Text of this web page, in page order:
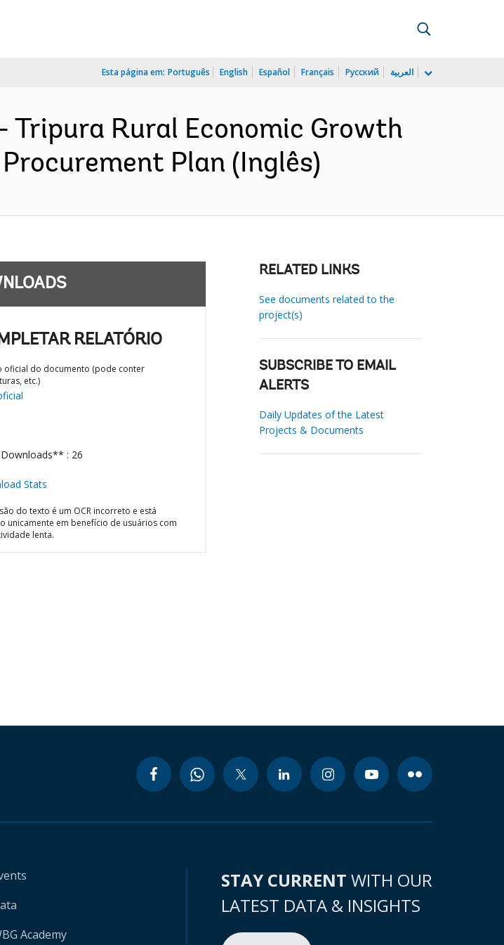
Esta página em: Português English Español Français Русский العربية
Tripura Rural Economic Growth
Plan (Inglês)
RELATÓRIO
oficial do documento (pode conter
etc.)
: 26
Stats
do texto é um OCR incorreto e está
unicamente em benefício de usuários com
lenta.
RELATED LINKS
See documents related to the
project(s)
SUBSCRIBE TO EMAIL
ALERTS
Daily Updates of the Latest
Projects & Documents
Academy
STAY CURRENT WITH OUR
LATEST DATA & INSIGHTS